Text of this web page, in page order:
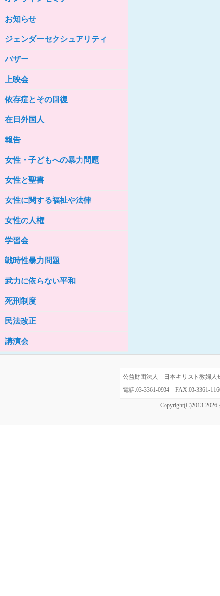
ス No.82
女性の家HELP ネットワークニュー
ス No.81
女性の家HELP ネットワークニュー
女性の家HELP ネットワークニュー
ス No.78
ス No.77
女性の家HELP ネットワークニュー
ス No.76
お知らせ
ジェンダーセクシュアリティ
バザー
上映会
依存症とその回復
在日外国人
報告
女性・子どもへの暴力問題
女性と聖書
女性に関する福祉や法律
女性の人権
学習会
戦時性暴力問題
武力に依らない平和
死刑制度
民法改正
講演会
公益財団法人 日本キリスト教婦
電話:03-3361-0934 FAX:03-
Copyright(C)2013-